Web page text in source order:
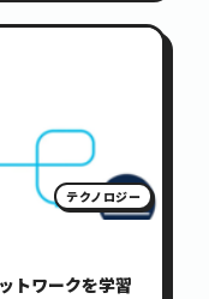
テクノロジー
トワークを学習